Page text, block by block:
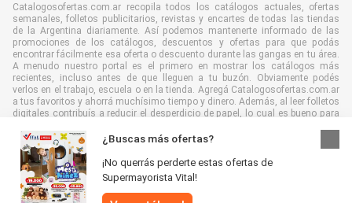
¿Buscas más ofertas?
¡No querrás perderte estas ofertas de
Supermayorista Vital!
Catalogosofertas.com.ar recopila todos los catálogos actuales, ofertas
semanales, folletos publicitarios, revistas y encartes de todas las tiendas
de la Argentina diariamente. Así podemos mantenerte informado de las
promociones de los catálogos, descuentos y ofertas para que podás
encontrar fácilmente esa oferta o descuento durante las gangas en tu área.
A menudo nuestro portal es el primero en mostrar los catálogos más
recientes, incluso antes de que lleguen a tu buzón. Obviamente podés
verlos en el trabajo, escuela o en la tienda. Agregá Catalogosofertas.com.ar
a tus favoritos y ahorrá muchísimo tiempo y dinero. Además, al leer folletos
digitales contribuís a reducir el desperdicio de papel, lo cual es bueno para